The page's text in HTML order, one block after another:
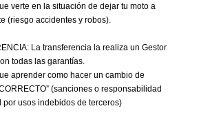
verte en la situación de dejar tu moto a
(riesgo accidentes y robos).
La transferencia la realiza un Gestor
todas las garantías.
aprender como hacer un cambio de
(sanciones o responsabilidad
por usos indebidos de terceros)